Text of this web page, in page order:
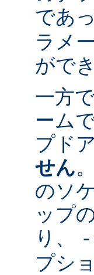
であ
ラメ
がで
一方
ーム
プド
せん
のソ
ップ
り、
プシ